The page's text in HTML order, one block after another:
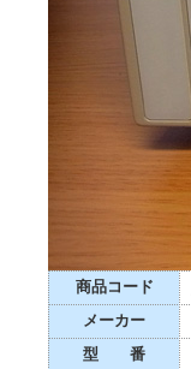
商品コード
メーカー
型 番